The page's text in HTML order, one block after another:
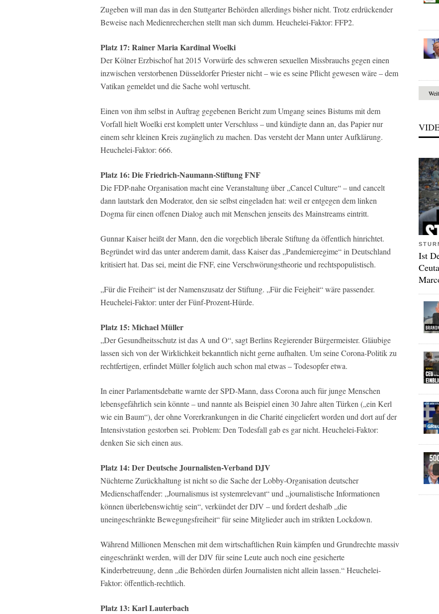
Zugeben will man das in den Stuttgarter Behörden allerdings bisher nicht. Trotz erdrückender
Beweise nach Medienrecherchen stellt man sich dumm. Heuchelei-Faktor: FFP2.
Platz 17: Rainer Maria Kardinal Woelki
Der Kölner Erzbischof hat 2015 Vorwürfe des schweren sexuellen Missbrauchs gegen einen
inzwischen verstorbenen Düsseldorfer Priester nicht – wie es seine Pflicht gewesen wäre – dem
Vatikan gemeldet und die Sache wohl vertuscht.
Einen von ihm selbst in Auftrag gegebenen Bericht zum Umgang seines Bistums mit dem
Vorfall hielt Woelki erst komplett unter Verschluss – und kündigte dann an, das Papier nur
einem sehr kleinen Kreis zugänglich zu machen. Das versteht der Mann unter Aufklärung.
Heuchelei-Faktor: 666.
Platz 16: Die Friedrich-Naumann-Stiftung FNF
Die FDP-nahe Organisation macht eine Veranstaltung über „Cancel Culture“ – und cancelt
dann lautstark den Moderator, den sie selbst eingeladen hat: weil er entgegen dem linken
Dogma für einen offenen Dialog auch mit Menschen jenseits des Mainstreams eintritt.
Gunnar Kaiser heißt der Mann, den die vorgeblich liberale Stiftung da öffentlich hinrichtet.
Begründet wird das unter anderem damit, dass Kaiser das „Pandemieregime“ in Deutschland
kritisiert hat. Das sei, meint die FNF, eine Verschwörungstheorie und rechtspopulistisch.
„Für die Freiheit“ ist der Namenszusatz der Stiftung. „Für die Feigheit“ wäre passender.
Heuchelei-Faktor: unter der Fünf-Prozent-Hürde.
Platz 15: Michael Müller
„Der Gesundheitsschutz ist das A und O“, sagt Berlins Regierender Bürgermeister. Gläubige
lassen sich von der Wirklichkeit bekanntlich nicht gerne aufhalten. Um seine Corona-Politik zu
rechtfertigen, erfindet Müller folglich auch schon mal etwas – Todesopfer etwa.
In einer Parlamentsdebatte warnte der SPD-Mann, dass Corona auch für junge Menschen
lebensgefährlich sein könnte – und nannte als Beispiel einen 30 Jahre alten Türken („ein Kerl
wie ein Baum“), der ohne Vorerkrankungen in die Charité eingeliefert worden und dort auf der
Intensivstation gestorben sei. Problem: Den Todesfall gab es gar nicht. Heuchelei-Faktor:
denken Sie sich einen aus.
Platz 14: Der Deutsche Journalisten-Verband DJV
Nüchterne Zurückhaltung ist nicht so die Sache der Lobby-Organisation deutscher
Medienschaffender: „Journalismus ist systemrelevant“ und „journalistische Informationen
können überlebenswichtig sein“, verkündet der DJV – und fordert deshalb „die
uneingeschränkte Bewegungsfreiheit“ für seine Mitglieder auch im strikten Lockdown.
Während Millionen Menschen mit dem wirtschaftlichen Ruin kämpfen und Grundrechte massiv
eingeschränkt werden, will der DJV für seine Leute auch noch eine gesicherte
Kinderbetreuung, denn „die Behörden dürfen Journalisten nicht allein lassen.“ Heuchelei-
Faktor: öffentlich-rechtlich.
Platz 13: Karl Lauterbach
Ist